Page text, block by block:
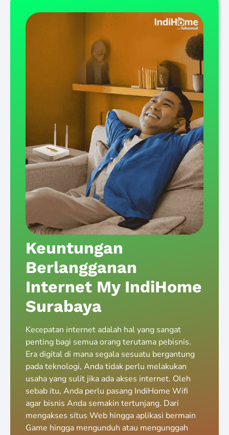
Keuntungan
Berlangganan
Internet My IndiHome
Surabaya
Kecepatan internet adalah hal yang sangat
penting bagi semua orang terutama pebisnis.
Era digital di mana segala sesuatu bergantung
pada teknologi, Anda tidak perlu melakukan
usaha yang sulit jika ada akses internet. Oleh
sebab itu, Anda perlu pasang IndiHome Wifi
agar bisnis Anda semakin tertunjang. Dari
mengakses situs Web hingga aplikasi bermain
Game hingga mengunduh atau mengunggah